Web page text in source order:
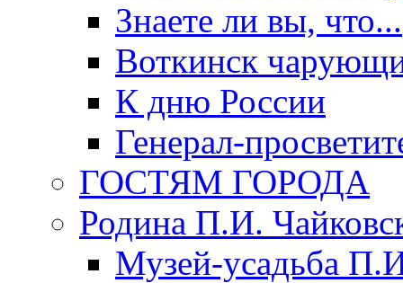
Знаете ли вы, что...
Воткинск
К дню России
Генерал-
ГОСТЯМ ГОРОДА
Родина П.И.
Музей-усадьба